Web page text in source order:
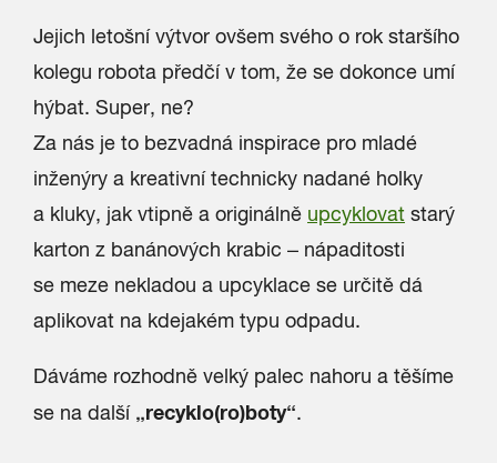
Jejich letošní výtvor ovšem svého o rok staršího
kolegu robota předčí v tom, že se dokonce umí
hýbat. Super, ne?
Za nás je to bezvadná inspirace pro mladé
inženýry a kreativní technicky nadané holky
a kluky, jak vtipně a originálně upcyklovat starý
karton z banánových krabic – nápaditosti
se meze nekladou a upcyklace se určitě dá
aplikovat na kdejakém typu odpadu.
Dáváme rozhodně velký palec nahoru a těšíme
se na další „recyklo(ro)boty“.